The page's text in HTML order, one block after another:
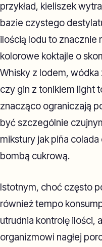
przykład, kieliszek
bazie czystego
ilością lodu to znacznie
kolorowe koktajle o
Whisky z lodem,
czy gin z tonikiem light
znacząco ograniczają
być szczególnie
mikstury jak piña
bombą cukrową.
Istotnym, choć często
również tempo
utrudnia kontrolę ilości,
organizmowi nagłej